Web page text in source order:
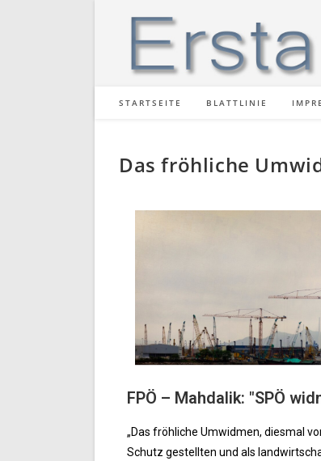
STARTSEITE BLATTLINIE
Das fröhliche
FPÖ – Mahdalik: "SPÖ
„Das fröhliche Umwidmen, diesmal
Schutz gestellten und als